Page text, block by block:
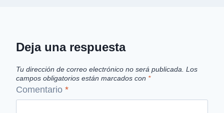
Deja una respuesta
Tu dirección de correo electrónico no será publicada. Los
campos obligatorios están marcados con *
Comentario *